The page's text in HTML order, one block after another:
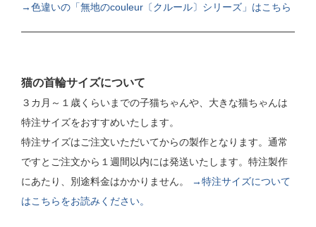
→色違いの「無地のcouleur〔クルール〕シリーズ」はこちら
猫の首輪サイズについて
３カ月～１歳くらいまでの子猫ちゃんや、大きな猫ちゃんは
特注サイズをおすすめいたします。
特注サイズはご注文いただいてからの製作となります。通常
ですとご注文から１週間以内には発送いたします。特注製作
にあたり、別途料金はかかりません。
→特注サイズについて
はこちらをお読みください。